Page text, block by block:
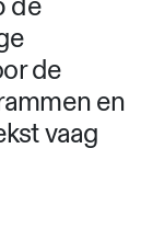
is
zijde
de
Het
aan de
aan